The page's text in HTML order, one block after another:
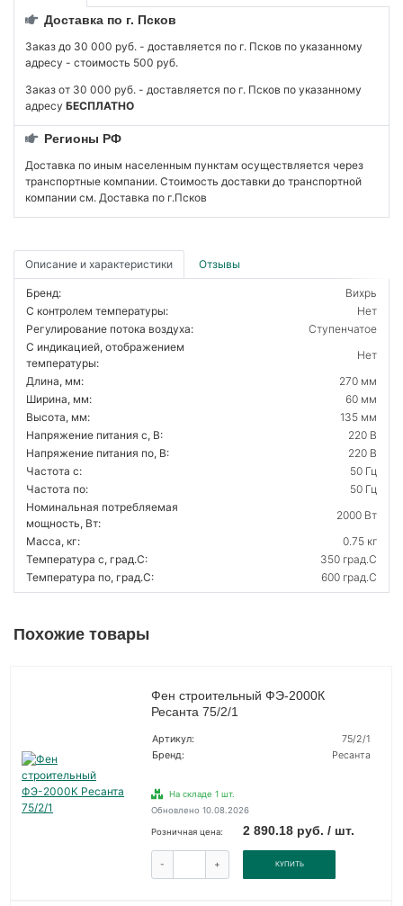
Доставка по г. Псков
Заказ до 30 000 руб. - доставляется по г. Псков по указанному
адресу - стоимость 500 руб.
Заказ от 30 000 руб. - доставляется по г. Псков по указанному
адресу БЕСПЛАТНО
Регионы РФ
Доставка по иным населенным пунктам осуществляется через
транспортные компании. Стоимость доставки до транспортной
компании см. Доставка по г.Псков
Описание и характеристики Отзывы
Бренд:
Вихрь
С контролем температуры:
Нет
Регулирование потока воздуха:
Ступенчатое
С индикацией, отображением
температуры:
Нет
Длина, мм:
270 мм
Ширина, мм:
60 мм
Высота, мм:
135 мм
Напряжение питания с, В:
220 В
Напряжение питания по, В:
220 В
Частота с:
50 Гц
Частота по:
50 Гц
Номинальная потребляемая
мощность, Вт:
2000 Вт
Масса, кг:
0.75 кг
Температура с, град.C:
350 град.C
Температура по, град.C:
600 град.C
Похожие товары
Фен строительный ФЭ-2000К
Ресанта 75/2/1
Артикул:
75/2/1
Бренд:
Ресанта
На складе 1 шт.
Обновлено 10.08.2026
Розничная цена: 2 890.18 руб. / шт.
- + КУПИТЬ